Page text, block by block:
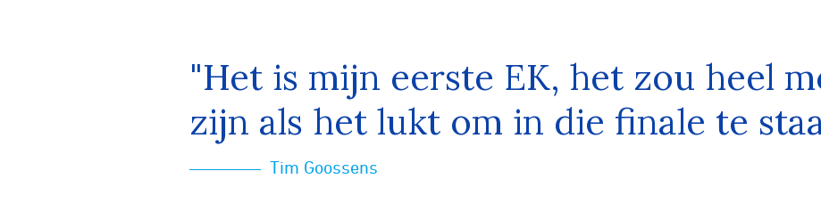
"Het is mijn eerste EK, het zou heel
zijn als het lukt om in die finale te
Tim Goossens